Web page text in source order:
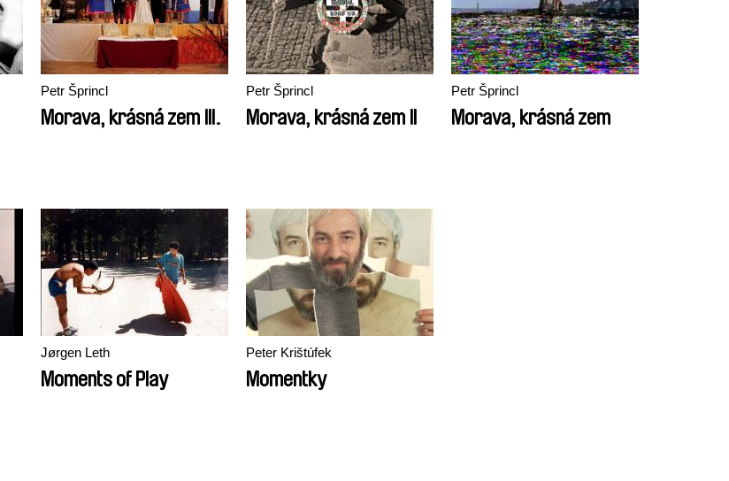
Petr Šprincl
Morava, krásná zem III.
Petr Šprincl
Morava, krásná zem II
Petr Šprincl
Morava, krásná zem
Jørgen Leth
Moments of Play
Peter Krištúfek
Momentky